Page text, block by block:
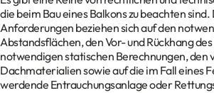
die beim Bau eines Balkons zu beachten
Anforderungen beziehen sich auf den
Abstandsflächen, den Vor- und Rückhang
notwendigen statischen Berechnungen, den
Dachmaterialien sowie auf die im Fall eines
werdende Entrauchungsanlage oder